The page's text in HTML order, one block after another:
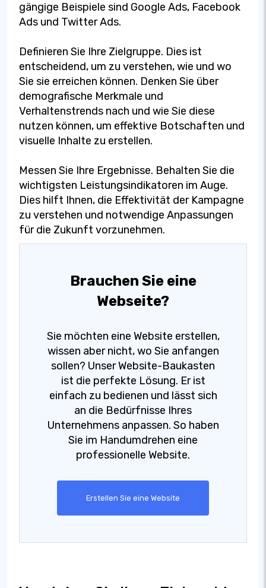
gängige Beispiele sind Google Ads, Facebook
Ads und Twitter Ads.
Definieren Sie Ihre Zielgruppe. Dies ist
entscheidend, um zu verstehen, wie und wo
Sie sie erreichen können. Denken Sie über
demografische Merkmale und
Verhaltenstrends nach und wie Sie diese
nutzen können, um effektive Botschaften und
visuelle Inhalte zu erstellen.
Messen Sie Ihre Ergebnisse. Behalten Sie die
wichtigsten Leistungsindikatoren im Auge.
Dies hilft Ihnen, die Effektivität der Kampagne
zu verstehen und notwendige Anpassungen
für die Zukunft vorzunehmen.
Brauchen Sie eine
Webseite?
Sie möchten eine Website erstellen,
wissen aber nicht, wo Sie anfangen
sollen? Unser Website-Baukasten
ist die perfekte Lösung. Er ist
einfach zu bedienen und lässt sich
an die Bedürfnisse Ihres
Unternehmens anpassen. So haben
Sie im Handumdrehen eine
professionelle Website.
Erstellen Sie eine Website